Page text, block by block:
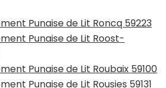
Punaise de Lit Roncq 59223
Punaise de Lit Roost-
Punaise de Lit Roubaix 59100
Punaise de Lit Rousies 59131